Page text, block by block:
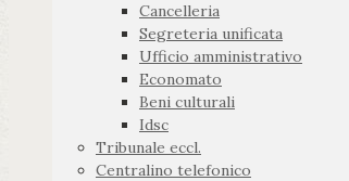
Cancelleria
Segreteria unificata
Ufficio amministrativo
Economato
Beni culturali
Idsc
Tribunale eccl.
Centralino telefonico